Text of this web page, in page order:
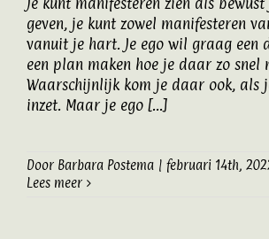
Je kunt manifesteren zien als
geven, je kunt zowel manifesteren
vanuit je hart. Je ego wil graag een
een plan maken hoe je daar zo snel
Waarschijnlijk kom je daar ook, als
inzet. Maar je ego [...]
Door Barbara Postema | februari 14th,
Lees meer